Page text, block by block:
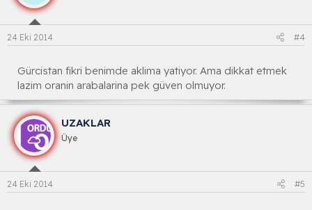
24 Eki 2014 #4
Gürcistan fikri benimde aklima yatiyor. Ama dikkat etmek
lazim oranin arabalarina pek güven olmuyor.
UZAKLAR
Üye
24 Eki 2014 #5